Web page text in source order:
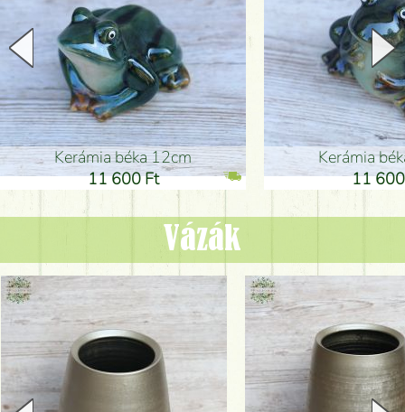
Kerámia béka 12cm
11 600 Ft
Kerámia
11
Vázák